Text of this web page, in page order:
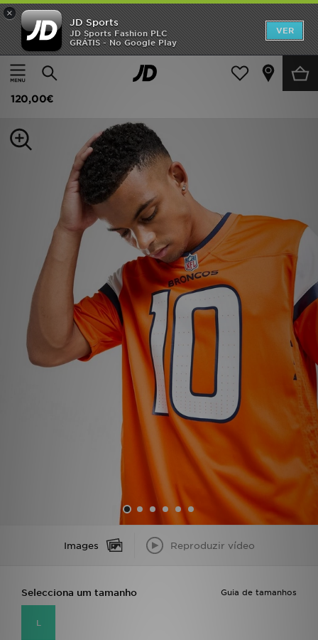
×
JD Sports
JD Sports Fashion PLC
GRÁTIS - No Google Play
VER
Página principal
Homem Roupa de Homem Réplicas
Nike NFL Denver Broncos Nix #10 Game Jersey
120,00€
Images Reproduzir vídeo
Guia de tamanhos
Selecciona um tamanho
L
INÍCIO
Promoções
MULHER
DESPORTO
FUTEBOL JD
VER MARCAS
LOCALIZADOR DE LOJAS
ESTADO DO TEU PEDIDO
ATENÇÃO AO CLIENTE